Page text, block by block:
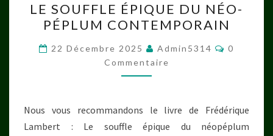
SOUFFLE
ÉPIQUE
DU
NÉO-
PÉPLUM
LE SOUFFLE ÉPIQUE DU NÉO-
PÉPLUM CONTEMPORAIN
22 Décembre 2025 Admin5314
0
Commentaire
Nous vous recommandons le livre de Frédérique
Lambert : Le souffle épique du néopéplum